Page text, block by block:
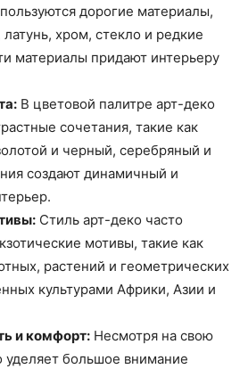
дорогие материалы,
хром, стекло и редкие
материалы придают интерьеру
В цветовой палитре арт-деко
сочетания, такие как
и черный, серебряный и
создают динамичный и
Стиль арт-деко часто
мотивы, такие как
растений и геометрических
культурами Африки, Азии и
и комфорт: Несмотря на свою
уделяет большое внимание